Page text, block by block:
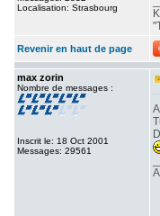
Localisation: Strasbourg
Revenir en haut de page
max zorin
Nombre de messages :
Inscrit le: 18 Oct 2001
Messages: 29561